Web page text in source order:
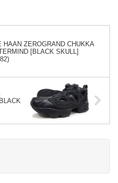
HAAN ZEROGRAND CHUKKA
[BLACK SKULL]